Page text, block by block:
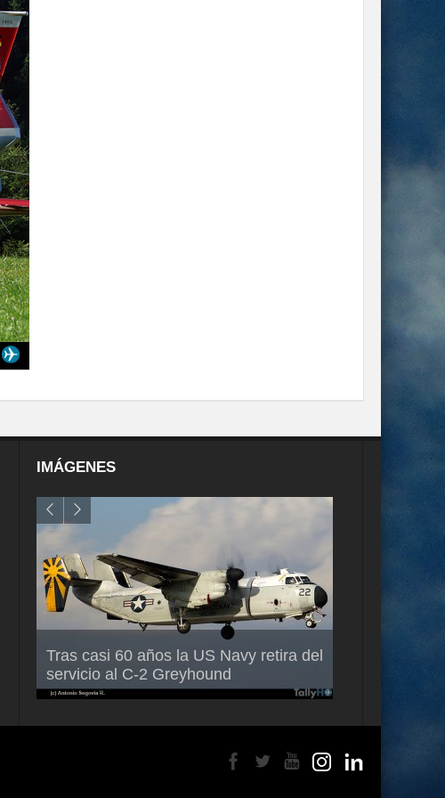
IMÁGENES
Tras casi 60 años la US Navy retira del
servicio al C-2 Greyhound
Air France-KLM anuncia a Guilhem
Mallet como nuevo Director General
para América Latina